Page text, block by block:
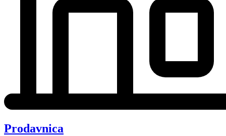
Prodavnica